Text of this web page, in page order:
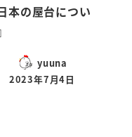
本の屋台につい
yuuna
投稿日
2023年7月4日